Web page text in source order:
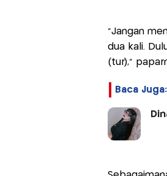
"Jangan
dua kali.
(tur),"
Baca Juga: